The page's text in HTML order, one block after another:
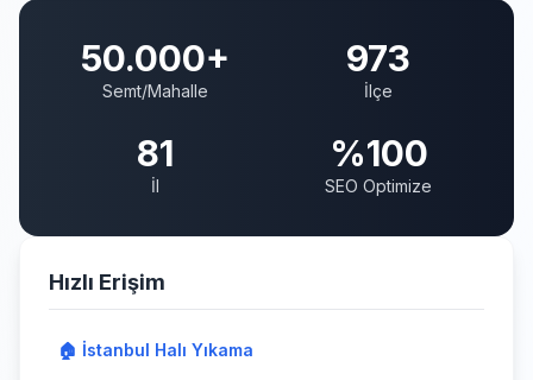
50.000+
Semt/Mahalle
973
İlçe
81
İl
%100
SEO Optimize
Hızlı Erişim
🏠 İstanbul Halı Yıkama